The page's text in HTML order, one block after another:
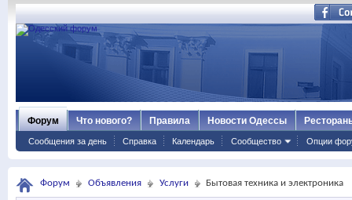
Форум
Сообщения за день Справка Календарь Сообщество Опции
Что нового? Правила Новости Одессы
Форум Объявления Услуги Бытовая техника и электроника